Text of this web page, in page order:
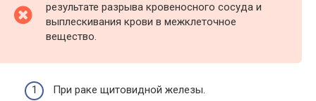
результате разрыва кровеносного сосуда и
выплескивания крови в межклеточное
вещество.
При раке щитовидной железы.